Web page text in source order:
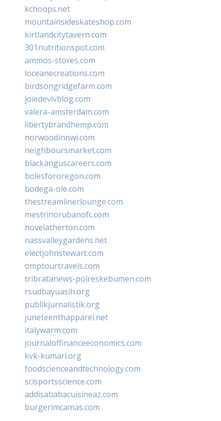
kchoops.net
mountainsideskateshop.com
kirtlandcitytavern.com
301nutritionspot.com
ammos-stores.com
loceanecreations.com
birdsongridgefarm.com
joiedevivblog.com
valera-amsterdam.com
libertybrandhemp.com
norwoodinnwi.com
neighboursmarket.com
blackanguscareers.com
bolesfororegon.com
bodega-ole.com
thestreamlinerlounge.com
mestrinorubanofc.com
novelatherton.com
nassvalleygardens.net
electjohnstewart.com
omptourtravels.com
tribratanews-polreskebumen.com
rsudbayuasih.org
publikjurnalistik.org
juneteenthapparel.net
italywarm.com
journaloffinanceeconomics.com
kvk-kumari.org
foodscienceandtechnology.com
scisportsscience.com
addisababacuisineaz.com
burgerimcamas.com